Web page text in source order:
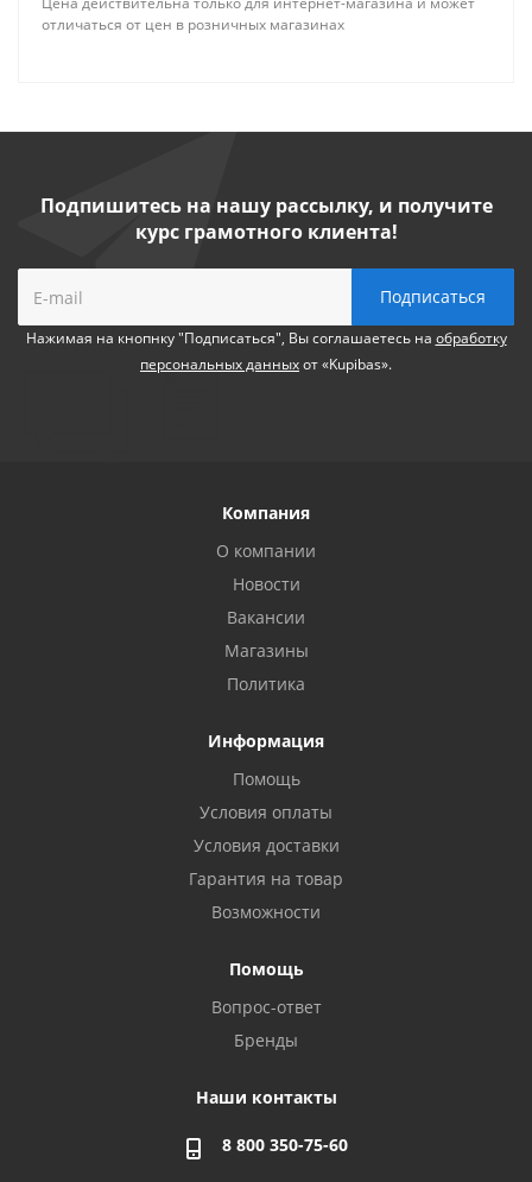
отличаться от цен в розничных магазинах
Подпишитесь на нашу рассылку, и получите
курс грамотного клиента!
Нажимая на кнопнку "Подписаться", Вы соглашаетесь на обработку
персональных данныхот «Kupibas».
Компания
О компании
Новости
Вакансии
Магазины
Политика
Информация
Помощь
Условия оплаты
Условия доставки
Гарантия на товар
Возможности
Помощь
Вопрос-ответ
Бренды
Наши контакты
8 800 350-75-60